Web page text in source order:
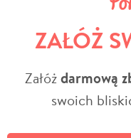
ZAŁÓŻ
Załóżdarmową
swoich